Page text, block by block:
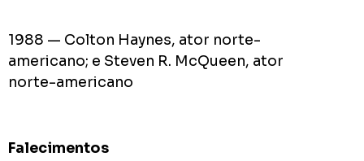
1988 — Colton Haynes, ator norte-
americano; e Steven R. McQueen, ator
norte-americano
Falecimentos